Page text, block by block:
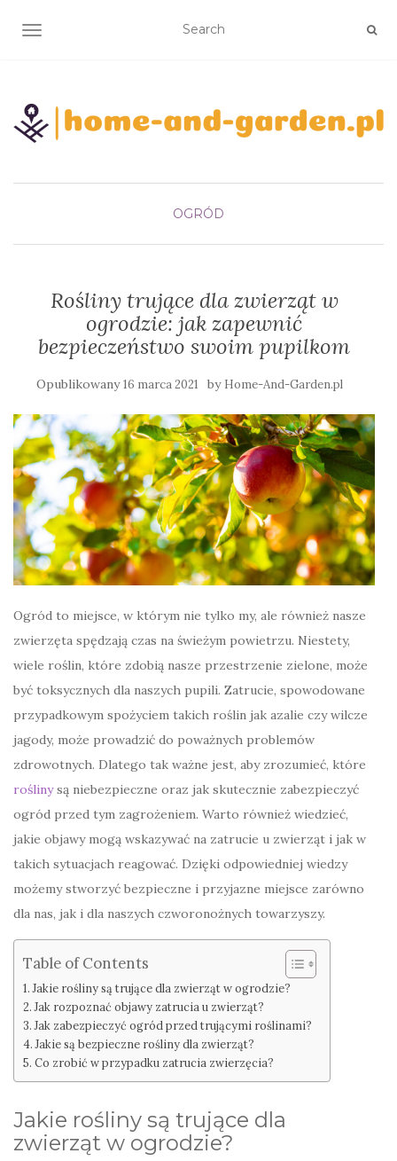
TOGGLE NAVIGATION
OGRÓD
Rośliny trujące dla zwierząt w
ogrodzie: jak zapewnić
bezpieczeństwo swoim pupilkom
Opublikowany16 marca 2021 by Home-And-Garden.pl
Ogród to miejsce, w którym nie tylko my, ale również nasze
zwierzęta spędzają czas na świeżym powietrzu. Niestety,
wiele roślin, które zdobią nasze przestrzenie zielone, może
być toksycznych dla naszych pupili. Zatrucie, spowodowane
przypadkowym spożyciem takich roślin jak azalie czy wilcze
jagody, może prowadzić do poważnych problemów
zdrowotnych. Dlatego tak ważne jest, aby zrozumieć, które
roślinysą niebezpieczne oraz jak skutecznie zabezpieczyć
ogród przed tym zagrożeniem. Warto również wiedzieć,
jakie objawy mogą wskazywać na zatrucie u zwierząt i jak w
takich sytuacjach reagować. Dzięki odpowiedniej wiedzy
możemy stworzyć bezpieczne i przyjazne miejsce zarówno
dla nas, jak i dla naszych czworonożnych towarzyszy.
Table of Contents
Jakie rośliny są trujące dla zwierząt w ogrodzie?
Jak rozpoznać objawy zatrucia u zwierząt?
Jak zabezpieczyć ogród przed trującymi roślinami?
Jakie są bezpieczne rośliny dla zwierząt?
Co zrobić w przypadku zatrucia zwierzęcia?
Jakie rośliny są trujące dla
zwierząt w ogrodzie?